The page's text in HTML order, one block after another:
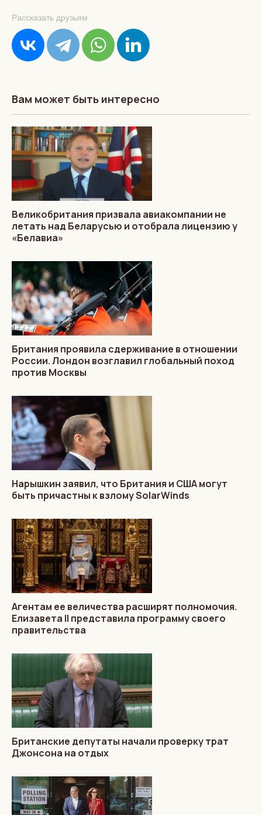
Рассказать друзьям
Вам может быть интересно
Великобритания призвала авиакомпании не
летать над Беларусью и отобрала лицензию у
«Белавиа»
Британия проявила сдерживание в отношении
России. Лондон возглавил глобальный поход
против Москвы
Нарышкин заявил, что Британия и США могут
быть причастны к взлому SolarWinds
Агентам ее величества расширят полномочия.
Елизавета II представила программу своего
правительства
Британские депутаты начали проверку трат
Джонсона на отдых